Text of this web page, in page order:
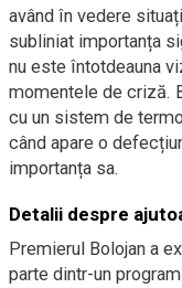
având în vedere
subliniat importanța
nu este întotdeauna
momentele de criză.
cu un sistem de
când apare o
importanța sa.
Detalii despre
Premierul Bolojan a
parte dintr-un